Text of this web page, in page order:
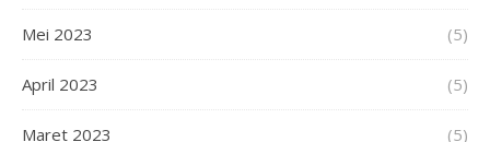
Mei 2023 (5)
April 2023 (5)
Maret 2023 (5)